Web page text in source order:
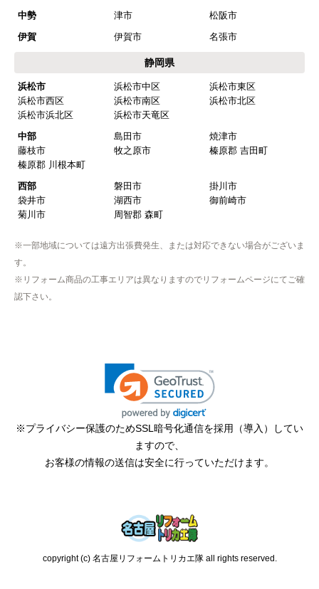
中勢
津市
松阪市
伊賀
伊賀市 名張市
静岡県
浜松市 浜松市中区
浜松市東区
浜松市西区
浜松市南区
浜松市北区
浜松市浜北区
浜松市天竜区
中部
島田市
焼津市
藤枝市
牧之原市
榛原郡 吉田町
榛原郡 川根本町
西部
磐田市
掛川市
袋井市
湖西市
御前崎市
菊川市
周智郡 森町
※一部地域については遠方出張費発生、または対応できない場合がございま
す。
※リフォーム商品の工事エリアは異なりますのでリフォームページにてご確
認下さい。
※プライバシー保護のためSSL暗号化通信を採用（導入）してい
ますので、
お客様の情報の送信は安全に行っていただけます。
copyright (c) 名古屋リフォームトリカエ隊 all rights reserved.